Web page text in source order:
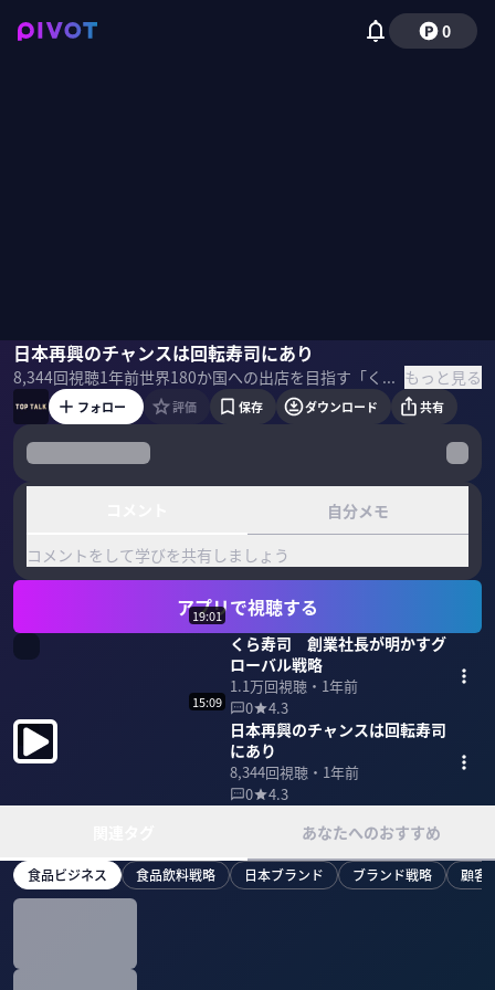
0
日本再興のチャンスは回転寿司にあり
8,344回視聴1年前 世界180か国への出店を目指す「くら寿司」。創業者・田中邦彦社長へのインタビュー後編では、くら寿司が漁港と進める漁業改革や、海外出店の戦略などにフォーカス。「回転寿司が日本再興のチャンスである」と語る理由とは。 ＜ゲスト＞ 田中 邦彦｜くら寿司 社長 1951年岡山県生まれ。桃山学院大学卒業後、タマノイ酢に入社。1977年に同社を退社後、大阪府堺市に寿司店を開業。1995年にくら寿司を設立。 もっと見る
田中邦彦田中 泉
フォロー 評価 保存 ダウンロード 共有
自分メモ
コメントをして学びを共有しましょう
アプリで視聴する
19:01
くら寿司 創業社長が明かすグ
ローバル戦略
1.1万回視聴・ 1年前
0
4.3
15:09
日本再興のチャンスは回転寿司
にあり
8,344回視聴・ 1年前
0
4.3
あなたへのおすすめ
食品ビジネス 食品飲料戦略 日本ブランド ブランド戦略 顧客